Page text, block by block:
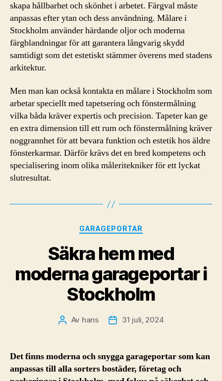
skapa hållbarhet och skönhet i arbetet. Färgval måste
anpassas efter ytan och dess användning. Målare i
Stockholm använder härdande oljor och moderna
färgblandningar för att garantera långvarig skydd
samtidigt som det estetiskt stämmer överens med stadens
arkitektur.
Men man kan också kontakta en målare i Stockholm som
arbetar speciellt med tapetsering och fönstermålning
vilka båda kräver expertis och precision. Tapeter kan ge
en extra dimension till ett rum och fönstermålning kräver
noggrannhet för att bevara funktion och estetik hos äldre
fönsterkarmar. Därför krävs det en bred kompetens och
specialisering inom olika måleritekniker för ett lyckat
slutresultat.
Kategorier
GARAGEPORTAR
Säkra hem med
moderna garageportar i
Stockholm
Inläggsförfattare
Av hans Inläggsdatum
31 juli, 2024
Det finns moderna och snygga garageportar som kan
anpassas till alla sorters bostäder, företag och